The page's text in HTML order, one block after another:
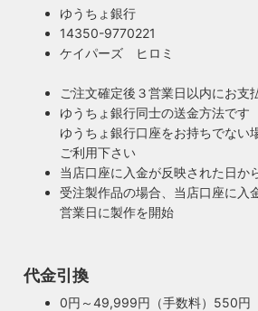
ゆうちょ銀行
14350-9770221
ケイパーズ ヒロミ
ご注文確定後３営業日以内にお支
ゆうちょ銀行同士の送金方法です
ゆうちょ銀行口座をお持ちでない
ご利用下さい
当店口座に入金が反映された日か
受注製作品の場合、当店口座に入
営業日に製作を開始
代金引換
0円～49,999円（手数料）550円